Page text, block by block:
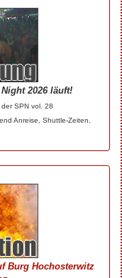
2026 läuft!
SPN vol. 28
Anreise, Shuttle-Zeiten,
Burg Hochosterwitz